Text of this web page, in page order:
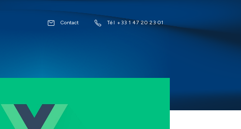
Contact Tél +33 1 47 20 23 01